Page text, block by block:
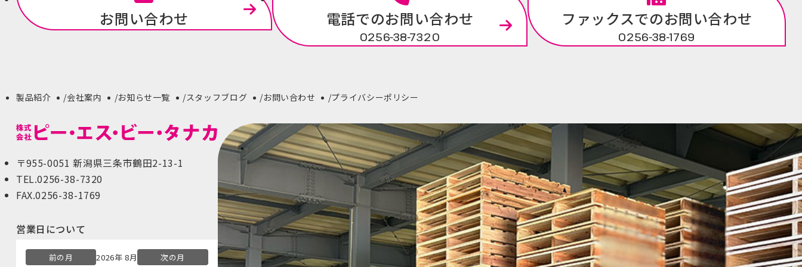
お問い合わせ 電話でのお問い合わせ
0256-38-7320
ファックスでのお問い合わせ
0256-38-1769
製品紹介 会社案内 お知らせ一覧 スタッフブログ お問い合わせ プライバシーポリシー
〒955-0051 新潟県三条市鶴田2-13-1
TEL.0256-38-7320
FAX.0256-38-1769
営業日について
前の月 2026年 8月 次の月